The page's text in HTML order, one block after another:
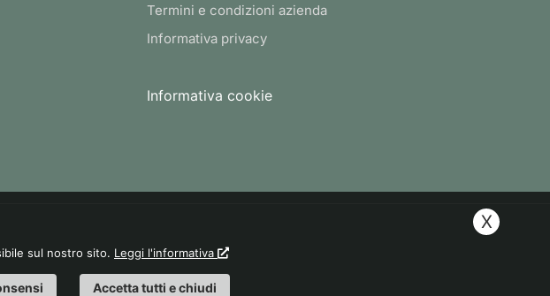
Termini e condizioni azienda
Informativa privacy
Informativa cookie
X
sul nostro sito. Leggi l'informativa
Accetta tutti e chiudi